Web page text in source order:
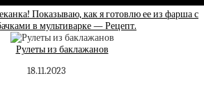
Показываю, как я готовлю ее из фарша с
в мультиварке — Рецепт.
Рулеты из баклажанов
18.11.2023